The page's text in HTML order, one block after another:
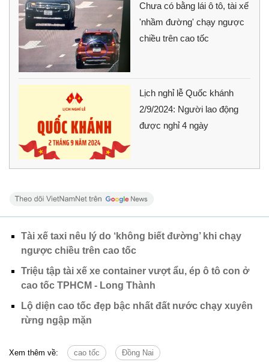
Chưa có bằng lái ô tô, tài xế
'nhầm đường' chạy ngược
chiều trên cao tốc
Lịch nghỉ lễ Quốc khánh
2/9/2024: Người lao động
được nghỉ 4 ngày
Tài xế taxi nêu lý do ‘không biết đường’ khi chạy
ngược chiều trên cao tốc
Triệu tập tài xế xe container vượt ẩu, ép ô tô con ở
cao tốc TPHCM - Long Thành
Lộ diện cao tốc đẹp bậc nhất đất nước chạy xuyên
rừng ngập mặn
Xem thêm về: cao tốc Đồng Nai